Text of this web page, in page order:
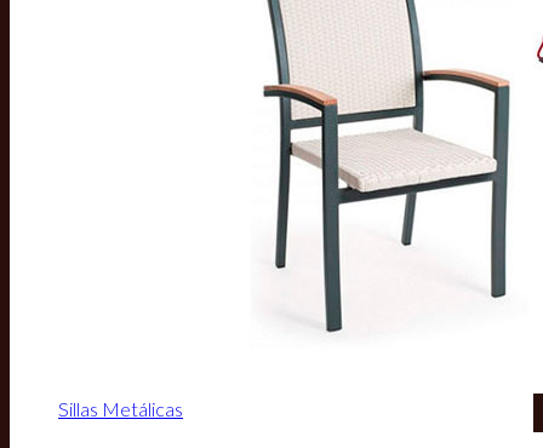
Sillas Metálicas